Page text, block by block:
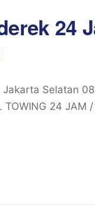
24
Selatan
TOWING 24 JAM